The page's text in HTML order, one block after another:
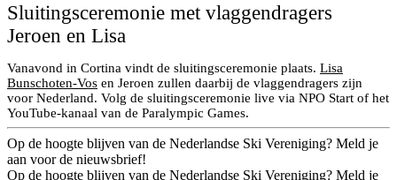
Sluitingsceremonie met vlaggendragers
Jeroen en Lisa
Vanavond in Cortina vindt de sluitingsceremonie plaats. Lisa
Bunschoten-Vos en Jeroen zullen daarbij de vlaggendragers zijn
voor Nederland. Volg de sluitingsceremonie live via NPO Start of het
YouTube-kanaal van de Paralympic Games.
Op de hoogte blijven van de Nederlandse Ski Vereniging? Meld je
aan voor de nieuwsbrief!
Op de hoogte blijven van de Nederlandse Ski Vereniging? Meld je